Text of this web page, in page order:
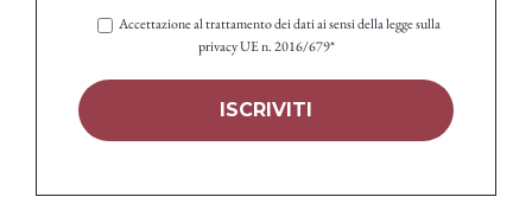
Accettazione al trattamento dei dati ai sensi della legge sulla
privacy UE n. 2016/679*